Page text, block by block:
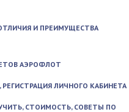
И ПРЕИМУЩЕСТВА
АЭРОФЛОТ
ЛИЧНОГО КАБИНЕТА
СТОИМОСТЬ, СОВЕТЫ ПО